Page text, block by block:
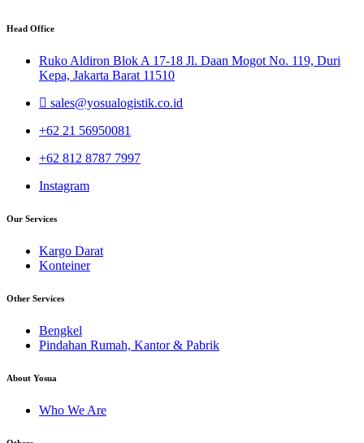
Head Office
Ruko Aldiron Blok A 17-18 Jl. Daan Mogot No. 119, Duri
Kepa, Jakarta Barat 11510
sales@yosualogistik.co.id
+62 21 56950081
+62 812 8787 7997
Instagram
Our Services
Kargo Darat
Konteiner
Other Services
Bengkel
Pindahan Rumah, Kantor & Pabrik
About Yosua
Who We Are